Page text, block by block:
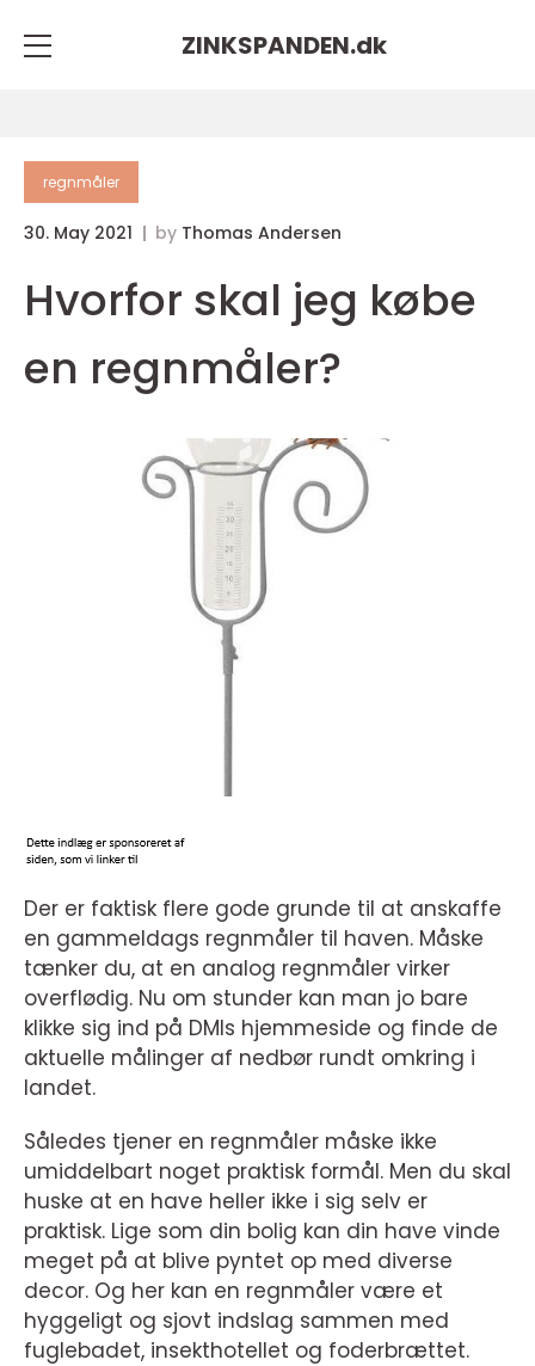
ZINKSPANDEN.dk
regnmåler
30. May 2021 by Thomas Andersen
Hvorfor skal jeg købe
en regnmåler?
Der er faktisk flere gode grunde til at anskaffe
en gammeldags regnmåler til haven. Måske
tænker du, at en analog regnmåler virker
overflødig. Nu om stunder kan man jo bare
klikke sig ind på DMIs hjemmeside og finde de
aktuelle målinger af nedbør rundt omkring i
landet.
Således tjener en regnmåler måske ikke
umiddelbart noget praktisk formål. Men du skal
huske at en have heller ikke i sig selv er
praktisk. Lige som din bolig kan din have vinde
meget på at blive pyntet op med diverse
decor. Og her kan en regnmåler være et
hyggeligt og sjovt indslag sammen med
fuglebadet, insekthotellet og foderbrættet.